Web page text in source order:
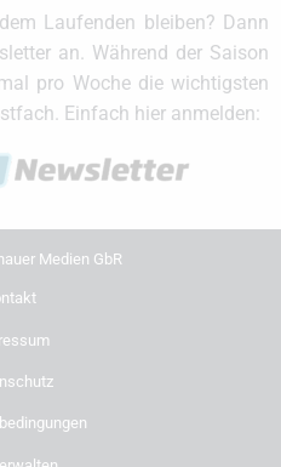
Laufenden bleiben? Dann
an. Während der Saison
pro Woche die wichtigsten
Einfach hier anmelden:
Medien GbR